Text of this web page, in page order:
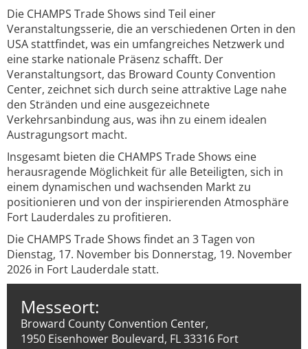
Die CHAMPS Trade Shows sind Teil einer
Veranstaltungsserie, die an verschiedenen Orten in den
USA stattfindet, was ein umfangreiches Netzwerk und
eine starke nationale Präsenz schafft. Der
Veranstaltungsort, das Broward County Convention
Center, zeichnet sich durch seine attraktive Lage nahe
den Stränden und eine ausgezeichnete
Verkehrsanbindung aus, was ihn zu einem idealen
Austragungsort macht.
Insgesamt bieten die CHAMPS Trade Shows eine
herausragende Möglichkeit für alle Beteiligten, sich in
einem dynamischen und wachsenden Markt zu
positionieren und von der inspirierenden Atmosphäre
Fort Lauderdales zu profitieren.
Die CHAMPS Trade Shows findet an 3 Tagen von
Dienstag, 17. November bis Donnerstag, 19. November
2026 in Fort Lauderdale statt.
Messeort:
Broward County Convention Center,
1950 Eisenhower Boulevard, FL 33316 Fort